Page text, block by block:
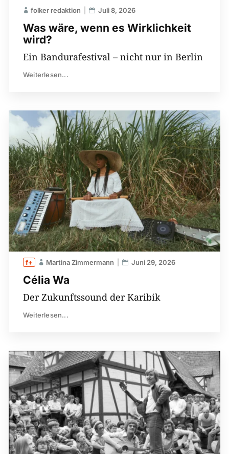
Was wäre, wenn es Wirklichkeit
wird?
folker redaktion Juli 8, 2026
Ein Bandurafestival – nicht nur in Berlin
Weiterlesen...
Célia Wa
Martina Zimmermann Juni 29, 2026
Der Zukunftssound der Karibik
Weiterlesen...